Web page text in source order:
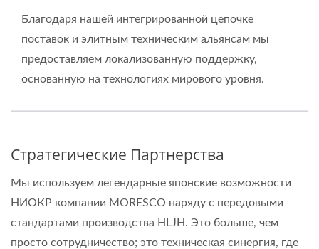
Благодаря нашей интегрированной цепочке
поставок и элитным техническим альянсам мы
предоставляем локализованную поддержку,
основанную на технологиях мирового уровня.
Стратегические Партнерства
Мы используем легендарные японские возможности
НИОКР компании MORESCO наряду с передовыми
стандартами производства HLJH. Это больше, чем
просто сотрудничество; это техническая синергия, где